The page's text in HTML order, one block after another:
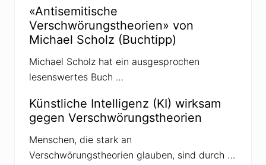
u
g
n
e
r
t
i
r
t
u
n
i
s
«Antisemitische
Verschwörungstheorien» von
Michael Scholz (Buchtipp)
Michael Scholz hat ein ausgesprochen
lesenswertes Buch …
Künstliche Intelligenz (KI) wirksam
gegen Verschwörungstheorien
Menschen, die stark an
Verschwörungstheorien glauben, sind durch …